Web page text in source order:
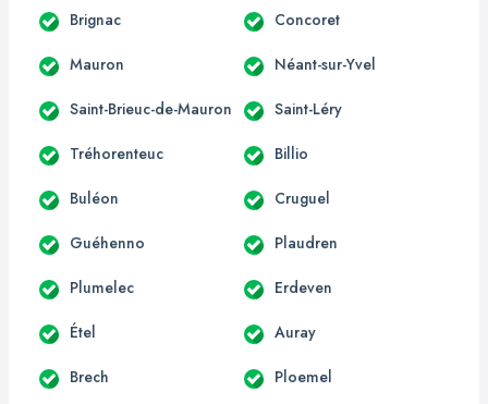
Brignac Concoret
Mauron Néant-sur-Yvel
Saint-Brieuc-de-Mauron Saint-Léry
Tréhorenteuc Billio
Buléon Cruguel
Guéhenno Plaudren
Plumelec Erdeven
Étel Auray
Brech Ploemel